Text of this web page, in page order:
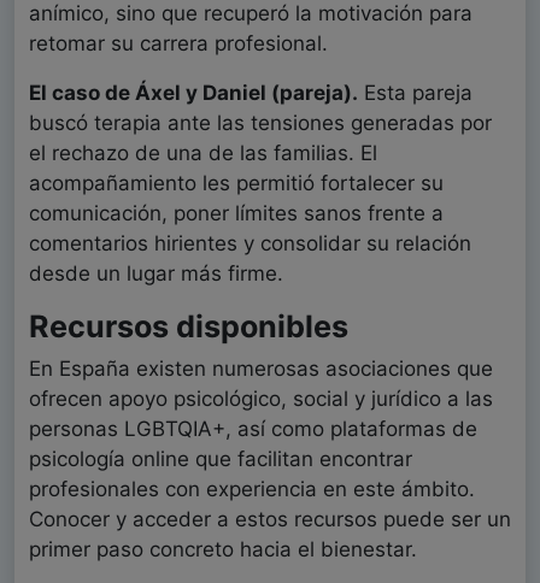
anímico, sino que recuperó la motivación para
retomar su carrera profesional.
El caso de Áxel y Daniel (pareja). Esta pareja
buscó terapia ante las tensiones generadas por
el rechazo de una de las familias. El
acompañamiento les permitió fortalecer su
comunicación, poner límites sanos frente a
comentarios hirientes y consolidar su relación
desde un lugar más firme.
Recursos disponibles
En España existen numerosas asociaciones que
ofrecen apoyo psicológico, social y jurídico a las
personas LGBTQIA+, así como plataformas de
psicología online que facilitan encontrar
profesionales con experiencia en este ámbito.
Conocer y acceder a estos recursos puede ser un
primer paso concreto hacia el bienestar.